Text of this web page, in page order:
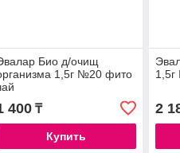
Био д/очищ
1,5г №20 фито
400₸
Купить
2